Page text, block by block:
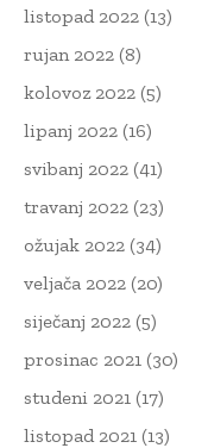
listopad 2022 (13)
rujan 2022 (8)
kolovoz 2022 (5)
lipanj 2022 (16)
svibanj 2022 (41)
travanj 2022 (23)
ožujak 2022 (34)
veljača 2022 (20)
siječanj 2022 (5)
prosinac 2021 (30)
studeni 2021 (17)
listopad 2021 (13)